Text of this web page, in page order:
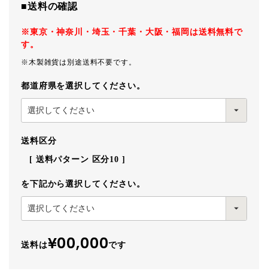
■送料の確認
※東京・神奈川・埼玉・千葉・大阪・福岡は送料無料で
す。
※木製雑貨は別途送料不要です。
都道府県を選択してください。
送料区分
送料パターン 区分10
を下記から選択してください。
送料は¥00,000です